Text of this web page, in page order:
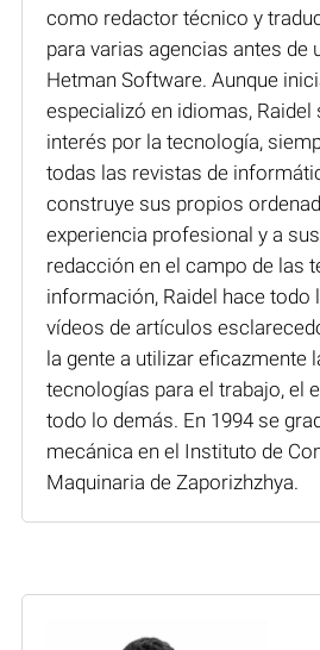
como redactor técnico y
para varias agencias antes de
Hetman Software. Aunque
especializó en idiomas, Raidel
interés por la tecnología,
todas las revistas de
construye sus propios
experiencia profesional y a
redacción en el campo de las
información, Raidel hace todo
vídeos de artículos
la gente a utilizar eficazmente
tecnologías para el trabajo, el
todo lo demás. En 1994 se
mecánica en el Instituto de
Maquinaria de Zaporizhzhya.